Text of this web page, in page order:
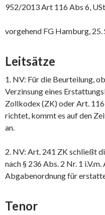
952/2013 Art 116 Abs 6,
vorgehend FG Hamburg,
Leitsätze
1. NV: Für die Beurteilung,
Verzinsung eines
Zollkodex (ZK) oder Art.
richtet, kommt es auf den
an.
2. NV: Art. 241 ZK schließt
nach § 236 Abs. 2 Nr. 1
Abgabenordnung für
Tenor